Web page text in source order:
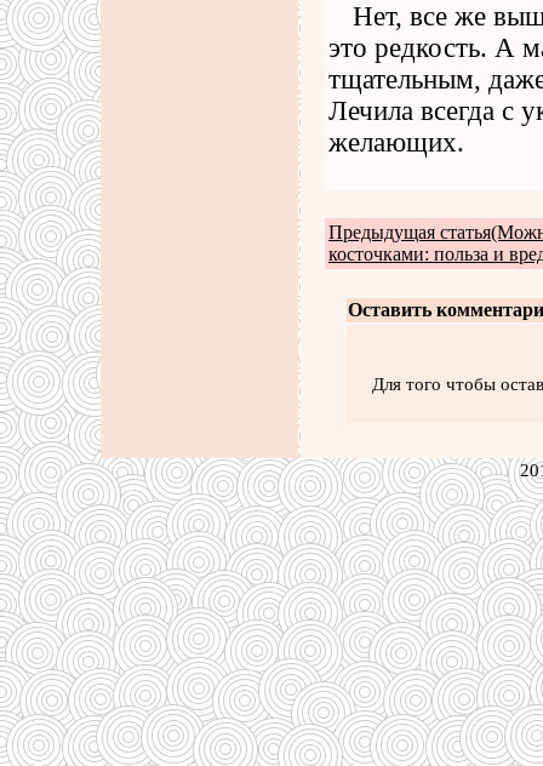
Нет, все же
это редкость. А
тщательным,
Лечила всегда с
желающих.
Предыдущая
косточками: польза и
Оставить
Для того чтобы